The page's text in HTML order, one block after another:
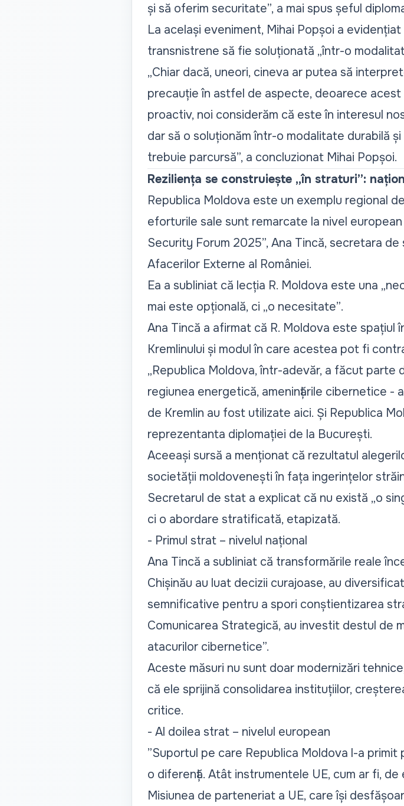
și să oferim securitate”, a mai spus șeful
La același eveniment, Mihai Popșoi a
transnistrene să fie soluționată „într-o
„Chiar dacă, uneori, cineva ar putea să
precauție în astfel de aspecte, deoarece
proactiv, noi considerăm că este în interesul
dar să o soluționăm într-o modalitate durabilă
trebuie parcursă”, a concluzionat Mihai Popșoi.
Reziliența se construiește „în straturi”:
Republica Moldova este un exemplu regional
eforturile sale sunt remarcate la nivel
Security Forum 2025”, Ana Tincă, secretara
Afacerilor Externe al României.
Ea a subliniat că lecția R. Moldova este una
mai este opțională, ci „o necesitate”.
Ana Tincă a afirmat că R. Moldova este
Kremlinului și modul în care acestea pot fi
„Republica Moldova, într-adevăr, a făcut parte
regiunea energetică, amenințările cibernetice
de Kremlin au fost utilizate aici. Și Republica
reprezentanta diplomației de la București.
Aceeași sursă a menționat că rezultatul
societății moldovenești în fața ingerințelor
Secretarul de stat a explicat că nu există „o
ci o abordare stratificată, etapizată.
- Primul strat – nivelul național
Ana Tincă a subliniat că transformările reale
Chișinău au luat decizii curajoase, au
semnificative pentru a spori conștientizarea
Comunicarea Strategică, au investit destul de
atacurilor cibernetice”.
Aceste măsuri nu sunt doar modernizări
că ele sprijină consolidarea instituțiilor,
critice.
- Al doilea strat – nivelul european
”Suportul pe care Republica Moldova l-a
o diferență. Atât instrumentele UE, cum ar fi,
Misiunea de parteneriat a UE, care își